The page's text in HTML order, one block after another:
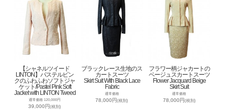
【シャネルツイード
LINTON】パステルピン
クのふわふわソフトジャ
ケット/Pastel Pink Soft
Jacket with LINTON Tweed
通常価格 120,000円
39,000円(税別)
ブラックレース生地のス
カートスーツ
Skirt Suit With Black Lace
Fabric
通常価格
78,000円(税別)
フラワー柄ジャカートの
ベージュスカートスーツ
Flower Jacquard Beige
Skirt Suit
通常価格
78,000円 (税別)